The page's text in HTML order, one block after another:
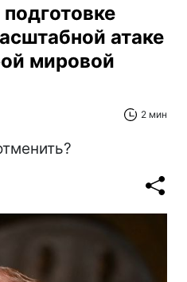
атаке
мировой
2 мин